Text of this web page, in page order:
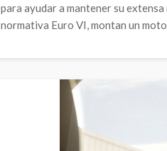
para ayudar a mantener su
normativa Euro VI, montan un